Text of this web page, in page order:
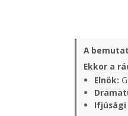
A
Ekkor a
Elnök:
Ifjúsági